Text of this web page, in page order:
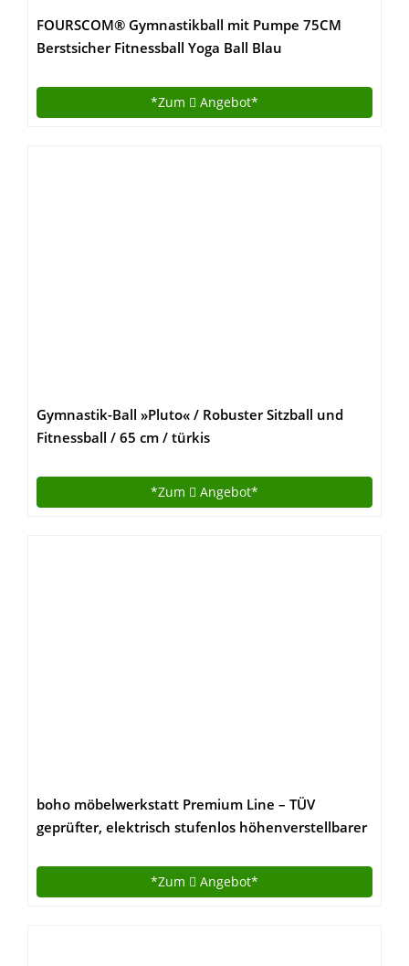
FOURSCOM® Gymnastikball mit Pumpe 75CM
Berstsicher Fitnessball Yoga Ball Blau
*Zum Angebot*
Gymnastik-Ball »Pluto« / Robuster Sitzball und
Fitnessball / 65 cm / türkis
*Zum Angebot*
boho möbelwerkstatt Premium Line – TÜV
geprüfter, elektrisch stufenlos höhenverstellbarer
Memory-Steuerung und Softstart/Stop Funktion.
Made IN Germany
*Zum Angebot*